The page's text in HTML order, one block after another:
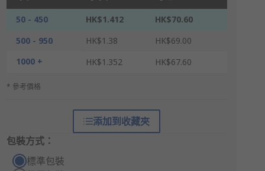
50 - 450 HK$1.412
HK$70.60
500 - 950
HK$1.38
HK$69.00
1000 +
HK$1.352 HK$67.60
* 參考價格
添加到收藏夾
包裝方式：
標準包裝